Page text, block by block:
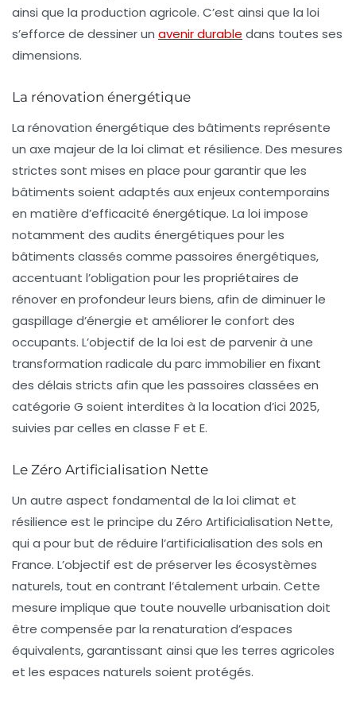
ainsi que la production agricole. C’est ainsi que la loi
s’efforce de dessiner un avenir durable dans toutes ses
dimensions.
La rénovation énergétique
La rénovation énergétique des bâtiments représente
un axe majeur de la loi climat et résilience. Des mesures
strictes sont mises en place pour garantir que les
bâtiments soient adaptés aux enjeux contemporains
en matière d’efficacité énergétique. La loi impose
notamment des audits énergétiques pour les
bâtiments classés comme passoires énergétiques,
accentuant l’obligation pour les propriétaires de
rénover en profondeur leurs biens, afin de diminuer le
gaspillage d’énergie et améliorer le confort des
occupants. L’objectif de la loi est de parvenir à une
transformation radicale du parc immobilier en fixant
des délais stricts afin que les passoires classées en
catégorie G soient interdites à la location d’ici 2025,
suivies par celles en classe F et E.
Le Zéro Artificialisation Nette
Un autre aspect fondamental de la loi climat et
résilience est le principe du Zéro Artificialisation Nette,
qui a pour but de réduire l’artificialisation des sols en
France. L’objectif est de préserver les écosystèmes
naturels, tout en contrant l’étalement urbain. Cette
mesure implique que toute nouvelle urbanisation doit
être compensée par la renaturation d’espaces
équivalents, garantissant ainsi que les terres agricoles
et les espaces naturels soient protégés.